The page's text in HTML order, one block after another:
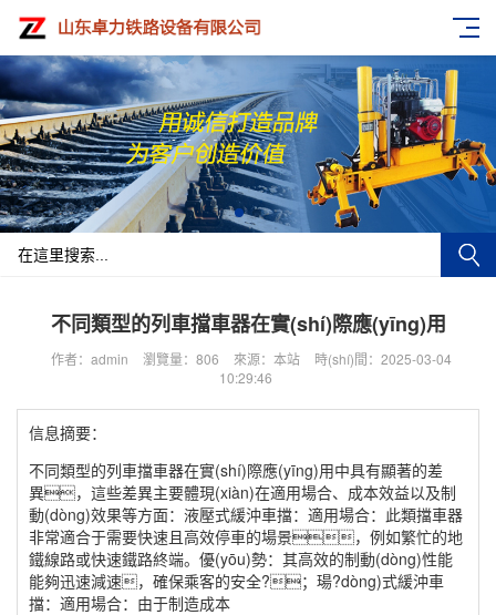
不同類型的列車擋車器在實(shí)際應(yīng)用
作者：admin 瀏覽量：806 來源：本站
時(shí)間：2025-03-04
10:29:46
信息摘要：
不同類型的列車擋車器在實(shí)際應(yīng)用中具有顯著的差
異，這些差異主要體現(xiàn)在適用場合、成本效益以及制
動(dòng)效果等方面：液壓式緩沖車擋：適用場合：此類擋車器
非常適合于需要快速且高效停車的場景，例如繁忙的地
鐵線路或快速鐵路終端。優(yōu)勢：其高效的制動(dòng)性能
能夠迅速減速，確保乘客的安全?；瑒?dòng)式緩沖車
擋：適用場合：由于制造成本